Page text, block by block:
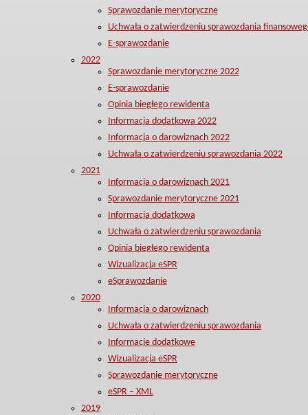
Sprawozdanie merytoryczne
Uchwała o zatwierdzeniu sprawozdania
E-sprawozdanie
2022
Sprawozdanie merytoryczne 2022
E-sprawozdanie
Opinia biegłego rewidenta
Informacja dodatkowa 2022
Informacja o darowiznach 2022
Uchwała o zatwierdzeniu sprawozdania 2022
2021
Informacja o darowiznach 2021
Sprawozdanie merytoryczne 2021
Informacja dodatkowa
Uchwała o zatwierdzeniu sprawozdania
Opinia biegłego rewidenta
Wizualizacja eSPR
eSprawozdanie
2020
Informacja o darowiznach
Uchwała o zatwierdzeniu sprawozdania
Informacje dodatkowe
Wizualizacja eSPR
Sprawozdanie merytoryczne
eSPR – XML
2019